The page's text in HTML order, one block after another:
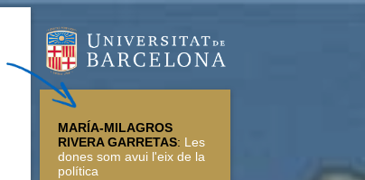
MARÍA-MILAGROS
RIVERA GARRETAS: Les
dones som avui l'eix de la
política